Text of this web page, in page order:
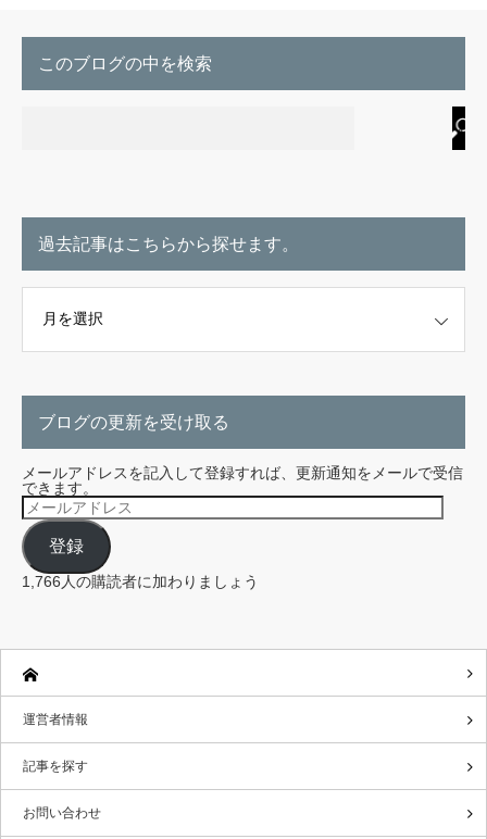
このブログの中を検索
過去記事はこちらから探せます。
ブログの更新を受け取る
メールアドレスを記入して登録すれば、更新通知をメールで受信
できます。
メ
ー
ル
ア
ド
レ
ス
登録
1,766人の購読者に加わりましょう
運営者情報
記事を探す
お問い合わせ